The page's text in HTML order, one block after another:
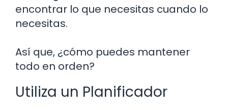
encontrar lo que necesitas cuando lo
necesitas.
Así que, ¿cómo puedes mantener
todo en orden?
Utiliza un Planificador